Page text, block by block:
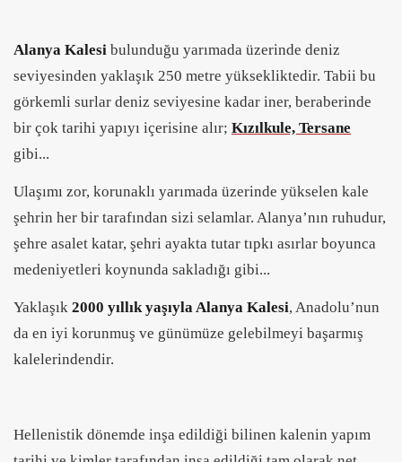
Alanya Kalesi bulunduğu yarımada üzerinde deniz
seviyesinden yaklaşık 250 metre yüksekliktedir. Tabii bu
görkemli surlar deniz seviyesine kadar iner, beraberinde
bir çok tarihi yapıyı içerisine alır; Kızılkule, Tersane
gibi...
Ulaşımı zor, korunaklı yarımada üzerinde yükselen kale
şehrin her bir tarafından sizi selamlar. Alanya’nın ruhudur,
şehre asalet katar, şehri ayakta tutar tıpkı asırlar boyunca
medeniyetleri koynunda sakladığı gibi...
Yaklaşık 2000 yıllık yaşıyla Alanya Kalesi, Anadolu’nun
da en iyi korunmuş ve günümüze gelebilmeyi başarmış
kalelerindendir.
Hellenistik dönemde inşa edildiği bilinen kalenin yapım